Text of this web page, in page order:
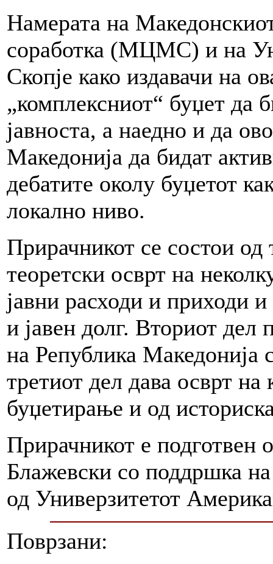
Намерата на
соработка (МЦМС) и на
Скопје како издавачи на
„комплексниот“ буџет да
јавноста, а наедно и да
Македонија да бидат
дебатите околу буџетот
локално ниво.
Прирачникот се состои
теоретски осврт на
јавни расходи и приходи
и јавен долг. Вториот дел
на Република Македонија
третиот дел дава осврт
буџетирање и од
Прирачникот е подготвен
Блажевски со поддршка
од Универзитетот
Поврзани: